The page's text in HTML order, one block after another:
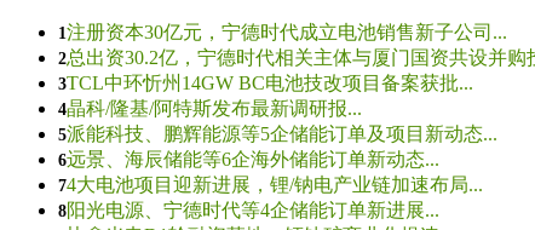
1注册资本30亿元，宁德时代成立电池销售新子公司...
2总出资30.2亿，宁德时代相关主体与厦门国资共设并购
3TCL中环忻州14GW BC电池技改项目备案获批...
4晶科/隆基/阿特斯发布最新调研报...
5派能科技、鹏辉能源等5企储能订单及项目新动态...
6远景、海辰储能等6企海外储能订单新动态...
74大电池项目迎新进展，锂/钠电产业链加速布局...
8阳光电源、宁德时代等4企储能订单新进展...